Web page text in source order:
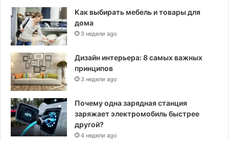
Как выбирать мебель и товары для
дома
3 недели ago
Дизайн интерьера: 8 самых важных
принципов
3 недели ago
Почему одна зарядная станция
заряжает электромобиль быстрее
другой?
4 недели ago